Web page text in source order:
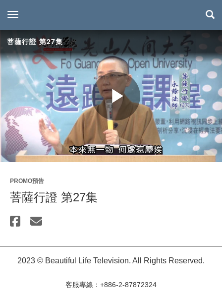
toggle navigation
菩薩行證 第27集
Play
Video
PROMO預告
菩薩行證 第27集
2023 © Beautiful Life Television. All Rights Reserved.
客服專線：+886-2-87872324